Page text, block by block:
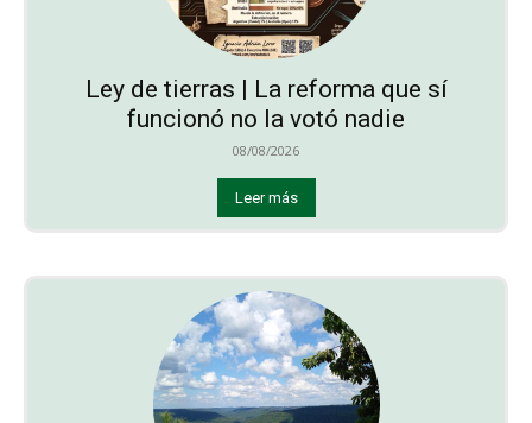
Ley de tierras | La reforma que sí
funcionó no la votó nadie
08/08/2026
Leer más